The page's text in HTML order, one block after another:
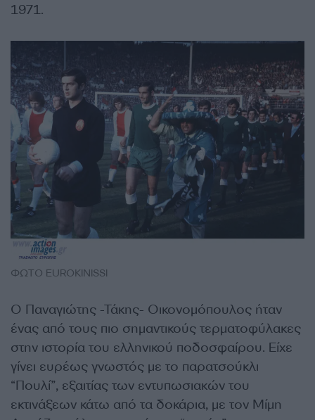
1971.
ΦΩΤΟ EUROKINISSI
Ο Παναγιώτης -Τάκης- Οικονομόπουλος ήταν
ένας από τους πιο σημαντικούς τερματοφύλακες
στην ιστορία του ελληνικού ποδοσφαίρου. Είχε
γίνει ευρέως γνωστός με το παρατσούκλι
“Πουλί”, εξαιτίας των εντυπωσιακών του
εκτινάξεων κάτω από τα δοκάρια, με τον Μίμη